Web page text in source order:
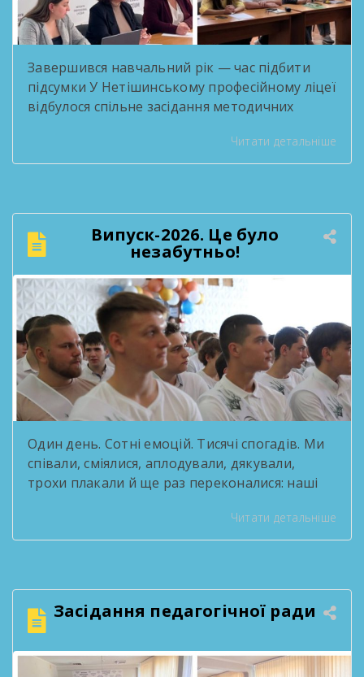
Завершився навчальний рік — час підбити
підсумки У Нетішинському професійному ліцеї
відбулося спільне засідання методичних
2025/2026 навчальний рік. Педагоги
поділилися здобутками методичної роботи,
рік. Такі зустрічі — нагода озирнутися на
пройдений шлях і побачити, скільки цінного
зроблено спільними зусиллями колективу. […]
Читати детальніше
Випуск-2026. Це було
незабутньо!
Один день. Сотні емоцій. Тисячі спогадів. Ми
співали, сміялися, аплодували, дякували,
трохи плакали й ще раз переконалися: наші
навчання вони стали серцем творчих
проєктів, переможцями конкурсів, активними
перемоги. Але […]
Читати детальніше
Засідання педагогічної ради